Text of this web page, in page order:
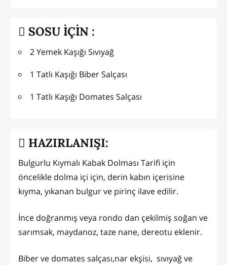
SOSU İÇİN :
2 Yemek Kaşığı Sıvıyağ
1 Tatlı Kaşığı Biber Salçası
1 Tatlı Kaşığı Domates Salçası
HAZIRLANIŞI:
Bulgurlu Kıymalı Kabak Dolması Tarifi için
öncelikle dolma içi için, derin kabın içerisine
kıyma, yıkanan bulgur ve pirinç ilave edilir.
İnce doğranmış veya rondo dan çekilmiş soğan ve
sarımsak, maydanoz, taze nane, dereotu eklenir.
Biber ve domates salçası,nar ekşisi, sıvıyağ ve